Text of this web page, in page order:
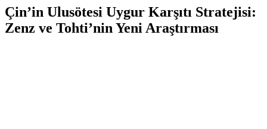
Çin’in Ulusötesi Uygur Karşıtı Stratejisi:
Zenz ve Tohti’nin Yeni Araştırması